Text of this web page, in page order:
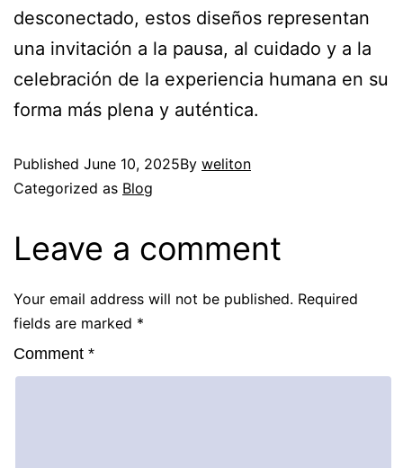
desconectado, estos diseños representan
una invitación a la pausa, al cuidado y a la
celebración de la experiencia humana en su
forma más plena y auténtica.
Published June 10, 2025By weliton
Categorized as Blog
Leave a comment
Your email address will not be published. Required
fields are marked *
Comment *